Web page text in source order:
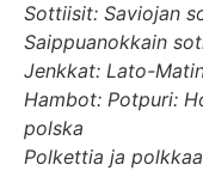
Sottiisit: Saviojan
Saippuanokkain
Jenkkat: Lato-
Hambot: Potpuri:
polska
Polkettia ja